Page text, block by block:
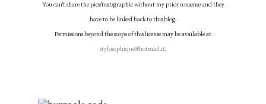
You can't share the pics/text/graphic without my prior consense and they
have to be linked back to this blog.
Permissions beyond the scope of this license may be available at
stylosophique@hotmail.it.